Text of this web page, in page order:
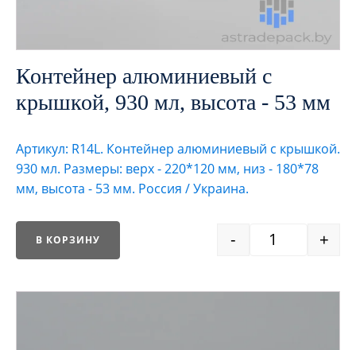
Контейнер алюминиевый с
крышкой, 930 мл, высота - 53 мм
Артикул: R14L. Контейнер алюминиевый с крышкой.
930 мл. Размеры: верх - 220*120 мм, низ - 180*78
мм, высота - 53 мм. Россия / Украина.
- +
В КОРЗИНУ